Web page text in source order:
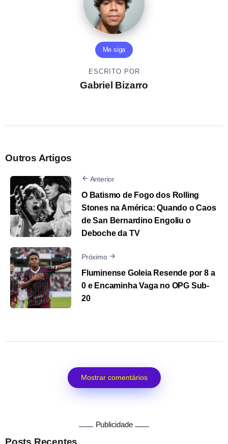
Me siga
ESCRITO POR
Gabriel Bizarro
Outros Artigos
Anterior
O Batismo de Fogo dos Rolling
Stones na América: Quando o Caos
de San Bernardino Engoliu o
Deboche da TV
Próximo
Fluminense Goleia Resende por 8 a
0 e Encaminha Vaga no OPG Sub-
20
Mostrar comentários
Publicidade
Posts Recentes